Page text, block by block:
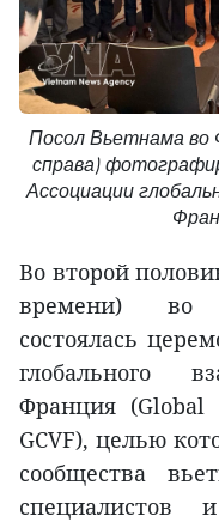
Посол Вьетнама во
справа)
Ассоциации
Во второй
времени) во
состоялась
глобального
Франция (Global
GCVF), целью
сообщества
специалистов